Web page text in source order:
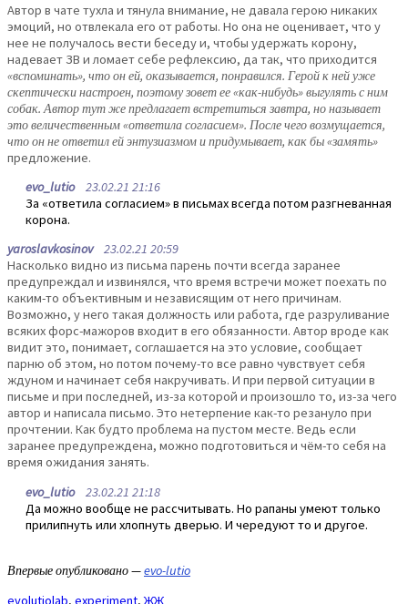
Автор в чате тухла и тянула внимание, не давала герою никаких
эмоций, но отвлекала его от работы. Но она не оценивает, что у
нее не получалось вести беседу и, чтобы удержать корону,
надевает ЗВ и ломает себе рефлексию, да так, что приходится
«вспоминать», что он ей, оказывается, понравился. Герой к ней уже
скептически настроен, поэтому зовет ее «как-нибудь» выгулять с ним
собак. Автор тут же предлагает встретиться завтра, но называет
это величественным «ответила согласием». После чего возмущается,
что он не ответил ей энтузиазмом и придумывает, как бы «замять»
предложение.
evo_lutio23.02.21 21:16
За «ответила согласием» в письмах всегда потом разгневанная
корона.
yaroslavkosinov23.02.21 20:59
Насколько видно из письма парень почти всегда заранее
предупреждал и извинялся, что время встречи может поехать по
каким-то объективным и независящим от него причинам.
Возможно, у него такая должность или работа, где разруливание
всяких форс-мажоров входит в его обязанности. Автор вроде как
видит это, понимает, соглашается на это условие, сообщает
парню об этом, но потом почему-то все равно чувствует себя
ждуном и начинает себя накручивать. И при первой ситуации в
письме и при последней, из-за которой и произошло то, из-за чего
автор и написала письмо. Это нетерпение как-то резануло при
прочтении. Как будто проблема на пустом месте. Ведь если
заранее предупреждена, можно подготовиться и чём-то себя на
время ожидания занять.
evo_lutio23.02.21 21:18
Да можно вообще не рассчитывать. Но рапаны умеют только
прилипнуть или хлопнуть дверью. И чередуют то и другое.
Впервые опубликовано —evo-lutio
evolutiolab, experiment,ЖЖ